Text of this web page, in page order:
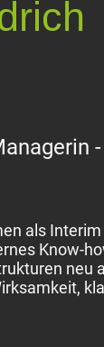
als
Know-
neu